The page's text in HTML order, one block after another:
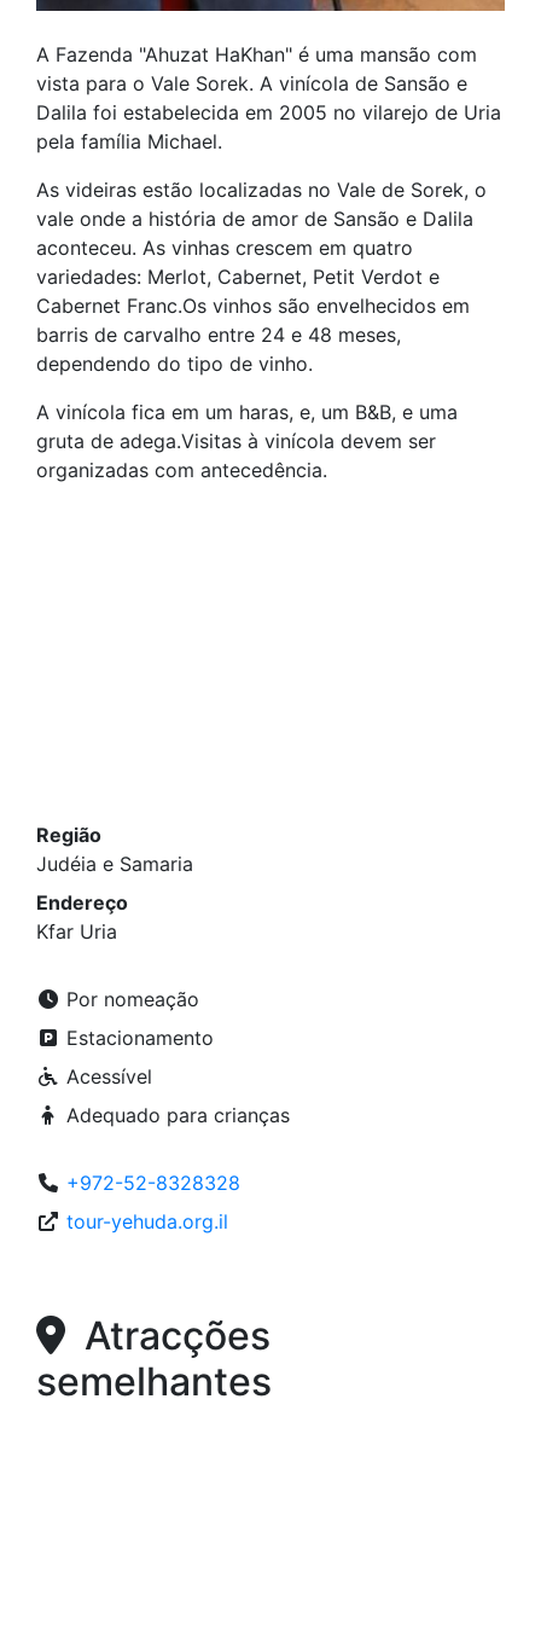
A Fazenda "Ahuzat HaKhan" é uma mansão com
vista para o Vale Sorek. A vinícola de Sansão e
Dalila foi estabelecida em 2005 no vilarejo de Uria
pela família Michael.
As videiras estão localizadas no Vale de Sorek, o
vale onde a história de amor de Sansão e Dalila
aconteceu. As vinhas crescem em quatro
variedades: Merlot, Cabernet, Petit Verdot e
Cabernet Franc.Os vinhos são envelhecidos em
barris de carvalho entre 24 e 48 meses,
dependendo do tipo de vinho.
A vinícola fica em um haras, e, um B&B, e uma
gruta de adega.Visitas à vinícola devem ser
organizadas com antecedência.
Região
Judéia e Samaria
Endereço
Kfar Uria
Por nomeação
Estacionamento
Acessível
Adequado para crianças
+972-52-8328328
tour-yehuda.org.il
Atracções
semelhantes